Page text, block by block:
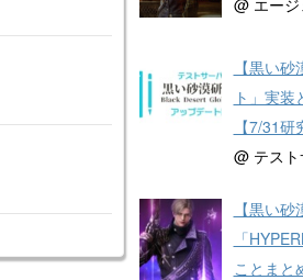
【黒い
ト」実
【7/31研
@ テス
【黒い
「
ことまと